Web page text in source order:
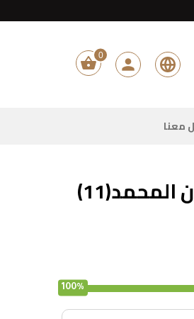
person
shopping_basket0
معنا
100%